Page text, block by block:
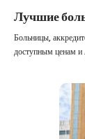
Лучшие
Больницы,
доступным ценам